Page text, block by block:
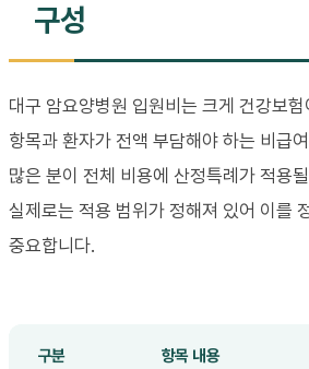
구성
대구 암요양병원 입원비는 크게 건강보험
항목과 환자가 전액 부담해야 하는 비급
많은 분이 전체 비용에 산정특례가 적용
실제로는 적용 범위가 정해져 있어 이를
중요합니다.
구분 항목 내용